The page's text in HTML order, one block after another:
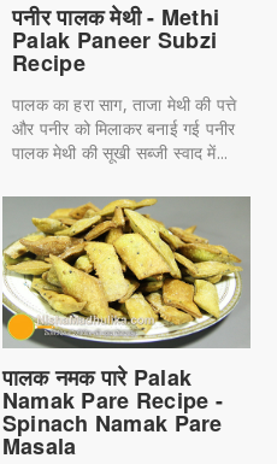
पनीर पालक मेथी - Methi
Palak Paneer Subzi
Recipe
पालक का हरा साग, ताजा मेथी की पत्ते
और पनीर को मिलाकर बनाई गई पनीर
पालक मेथी की सूखी सब्जी स्वाद में...
पालक नमक पारे Palak
Namak Pare Recipe -
Spinach Namak Pare
Masala